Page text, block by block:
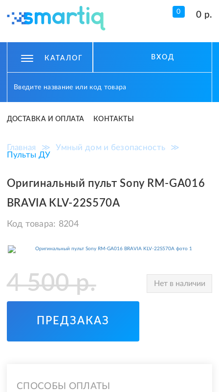
0 0 р.
КАТАЛОГ ВХОД
ДОСТАВКА И ОПЛАТА КОНТАКТЫ
Главная ≫ Умный дом и безопасность
≫
Пульты ДУ
Оригинальный пульт Sony RM-GA016
BRAVIA KLV-22S570A
Код товара: 8204
4 500р. Нет в наличии
ПРЕДЗАКАЗ
СПОСОБЫ ОПЛАТЫ